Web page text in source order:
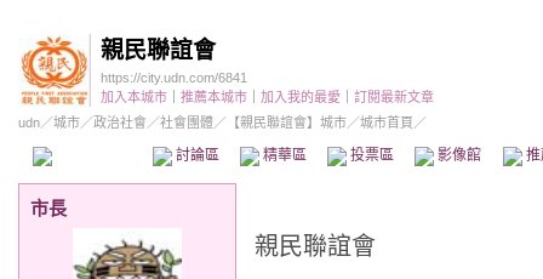
親民聯誼會
https://city.udn.com/6841
加入本城市
推薦本城市 加入我的最愛
訂閱最新文章
udn／城市／政治社會 ／社會團體／ 【親民聯誼會】城市／城市首頁／
討論區 精華區 投票區 影像館
市長
親民聯誼會